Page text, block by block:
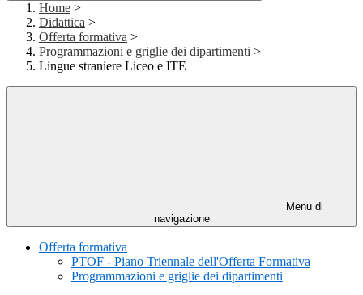
Home >
Didattica >
Offerta formativa >
Programmazioni e griglie dei dipartimenti >
Lingue straniere Liceo e ITE
Menu di
navigazione
Offerta formativa
PTOF - Piano Triennale dell'Offerta Formativa
Programmazioni e griglie dei dipartimenti